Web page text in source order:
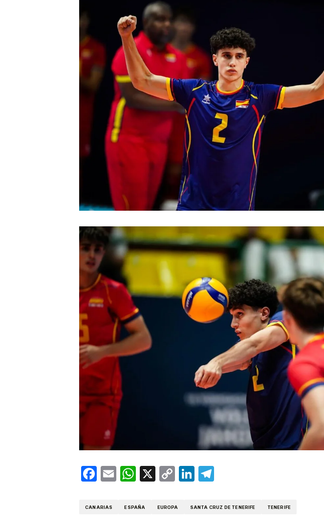
Facebook
EmailWhatsApp
X
CopyLinkedIn
CANARIAS ESPAÑA EUROPA SANTA CRUZ DE TENERIFE TENERIFE